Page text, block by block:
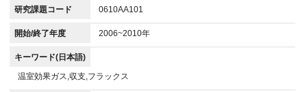
研究課題コード 0610AA101
開始/終了年度 2006~2010年
キーワード(日本語)
温室効果ガス,収支,フラックス